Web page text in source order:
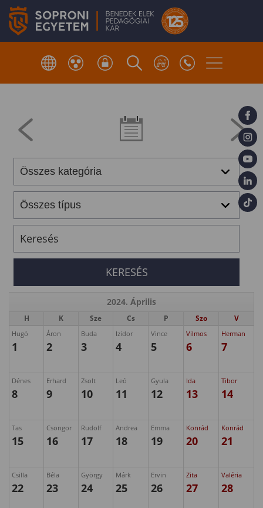
2024. Április
H K Sze Cs P Szo V
Hugó
1
Áron
2
Buda
3
Izidor
4
Vince
5
Vilmos
6
Herman
7
Dénes
8
Erhard
9
Zsolt
10
Leó
11
Gyula
12
Ida
13
Tibor
14
Tas
15
Csongor
16
Rudolf
17
Andrea
18
Emma
19
Konrád
20
Konrád
21
Csilla
22
Béla
23
György
24
Márk
25
Ervin
26
Zita
27
Valéria
28